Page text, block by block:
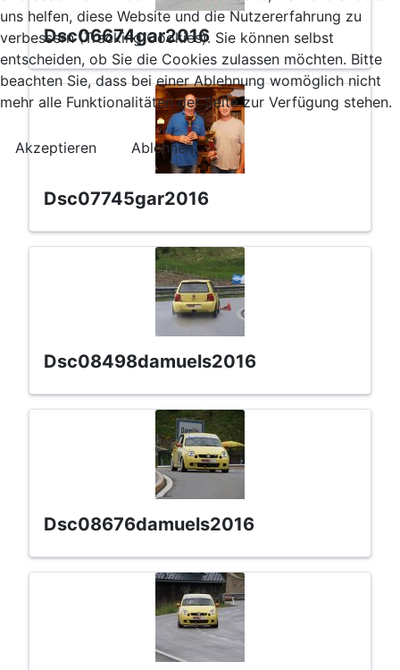
dsc06674gar2016
dsc07745gar2016
dsc08498damuels2016
dsc08676damuels2016
uns helfen, diese Website und die Nutzererfahrung zu
verbessern (Tracking Cookies). Sie können selbst
entscheiden, ob Sie die Cookies zulassen möchten. Bitte
beachten Sie, dass bei einer Ablehnung womöglich nicht
mehr alle Funktionalitäten der Seite zur Verfügung stehen.
Akzeptieren Ablehnen